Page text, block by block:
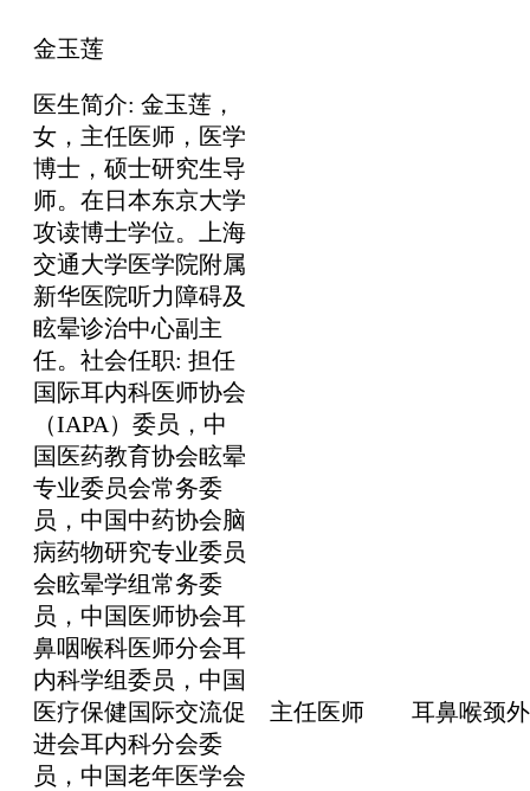
金玉莲
医生简介: 金玉莲，
女，主任医师，医学
博士，硕士研究生导
师。在日本东京大学
攻读博士学位。上海
交通大学医学院附属
新华医院听力障碍及
眩晕诊治中心副主
任。社会任职: 担任
国际耳内科医师协会
（IAPA）委员，中
国医药教育协会眩晕
专业委员会常务委
员，中国中药协会脑
病药物研究专业委员
会眩晕学组常务委
员，中国医师协会耳
鼻咽喉科医师分会耳
内科学组委员，中国
医疗保健国际交流促
进会耳内科分会委
员，中国老年医学会
主任医师 耳鼻喉颈